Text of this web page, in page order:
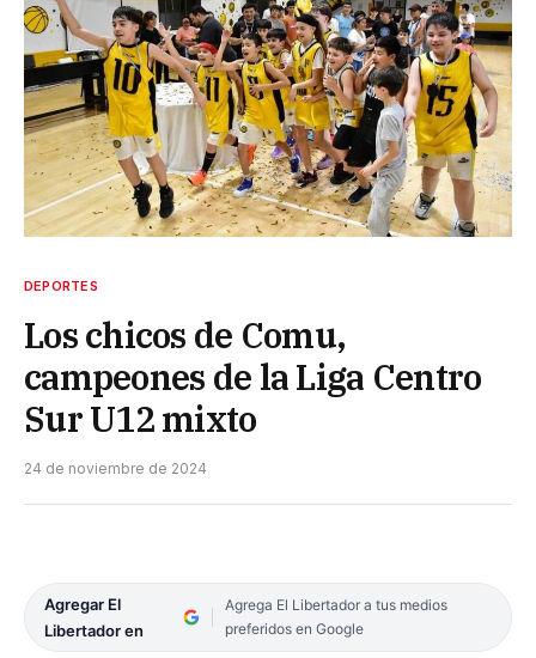
DEPORTES
Los chicos de Comu,
campeones de la Liga Centro
Sur U12 mixto
24 de noviembre de 2024
Agregar El
Libertador en
Agrega El Libertador a tus medios
preferidos en Google